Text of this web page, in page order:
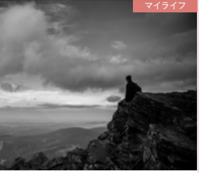
マイライフ